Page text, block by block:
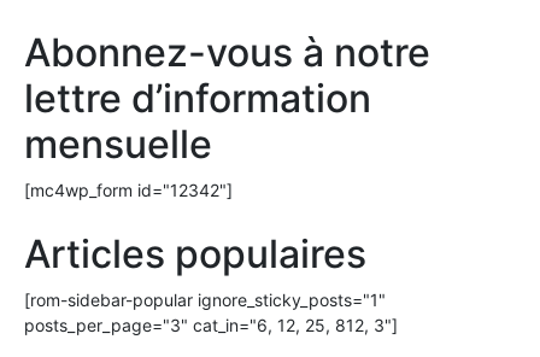
Abonnez-vous à notre
lettre d’information
mensuelle
[mc4wp_form id="12342"]
Articles populaires
[rom-sidebar-popular ignore_sticky_posts="1"
posts_per_page="3" cat_in="6, 12, 25, 812, 3"]